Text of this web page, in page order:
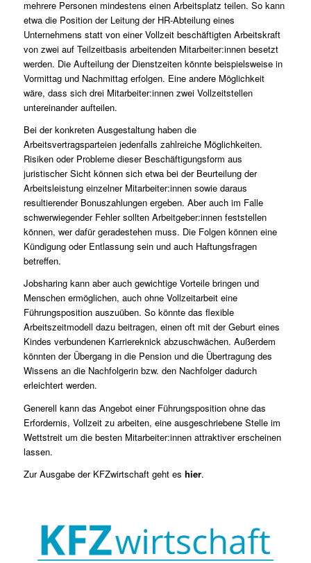
mehrere Personen mindestens einen Arbeitsplatz teilen. So kann
etwa die Position der Leitung der HR-Abteilung eines
Unternehmens statt von einer Vollzeit beschäftigten Arbeitskraft
von zwei auf Teilzeitbasis arbeitenden Mitarbeiter:innen besetzt
werden. Die Aufteilung der Dienstzeiten könnte beispielsweise in
Vormittag und Nachmittag erfolgen. Eine andere Möglichkeit
wäre, dass sich drei Mitarbeiter:innen zwei Vollzeitstellen
untereinander aufteilen.
Bei der konkreten Ausgestaltung haben die
Arbeitsvertragsparteien jedenfalls zahlreiche Möglichkeiten.
Risiken oder Probleme dieser Beschäftigungsform aus
juristischer Sicht können sich etwa bei der Beurteilung der
Arbeitsleistung einzelner Mitarbeiter:innen sowie daraus
resultierender Bonuszahlungen ergeben. Aber auch im Falle
schwerwiegender Fehler sollten Arbeitgeber:innen feststellen
können, wer dafür geradestehen muss. Die Folgen können eine
Kündigung oder Entlassung sein und auch Haftungsfragen
betreffen.
Jobsharing kann aber auch gewichtige Vorteile bringen und
Menschen ermöglichen, auch ohne Vollzeitarbeit eine
Führungsposition auszuüben. So könnte das flexible
Arbeitszeitmodell dazu beitragen, einen oft mit der Geburt eines
Kindes verbundenen Karriereknick abzuschwächen. Außerdem
könnten der Übergang in die Pension und die Übertragung des
Wissens an die Nachfolgerin bzw. den Nachfolger dadurch
erleichtert werden.
Generell kann das Angebot einer Führungsposition ohne das
Erfordernis, Vollzeit zu arbeiten, eine ausgeschriebene Stelle im
Wettstreit um die besten Mitarbeiter:innen attraktiver erscheinen
lassen.
Zur Ausgabe der KFZwirtschaft geht es hier.